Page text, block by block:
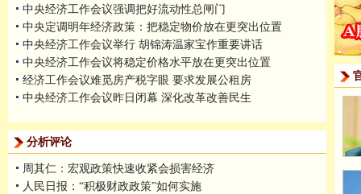
中央经济工作会议强调把好流动性总闸门
中央定调明年经济政策：把稳定物价放在更突出位置
中央经济工作会议举行 胡锦涛温家宝作重要讲话
中央经济工作会议将稳定价格水平放在更突出位置
经济工作会议难觅房产税字眼 要求发展公租房
中央经济工作会议昨日闭幕 深化改革改善民生
分析评论
周其仁：宏观政策快速收紧会损害经济
人民日报：“积极财政政策”如何实施